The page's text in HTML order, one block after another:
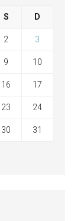
S D
2 3
9 10
16 17
23 24
30 31